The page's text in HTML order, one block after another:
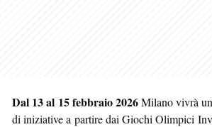
Dal 13 al 15 febbraio 2026Milano vivrà
di iniziative a partire dai Giochi Olimpici